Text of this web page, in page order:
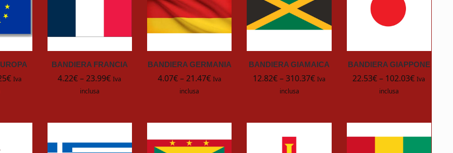
€ Iva
BANDIERA FRANCIA
4.22€–23.99€ Iva
inclusa
BANDIERA GERMANIA
4.07€–21.47€ Iva
inclusa
BANDIERA GIAMAICA
12.82€–310.37€ Iva
inclusa
BANDIERA GIAPPONE
22.53€– 102.03€ Iva
inclusa